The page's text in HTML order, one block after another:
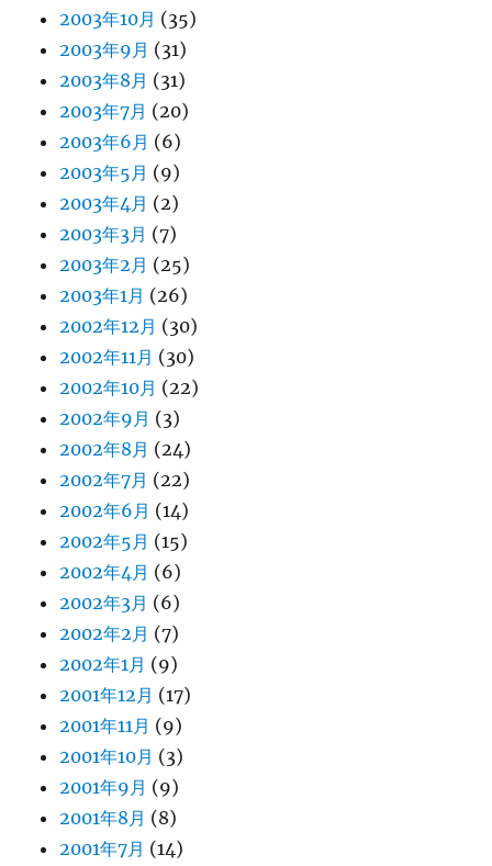
2003年10月 (35)
2003年9月 (31)
2003年8月 (31)
2003年7月 (20)
2003年6月 (6)
2003年5月 (9)
2003年4月 (2)
2003年3月 (7)
2003年2月 (25)
2003年1月 (26)
2002年12月 (30)
2002年11月 (30)
2002年10月 (22)
2002年9月 (3)
2002年8月 (24)
2002年7月 (22)
2002年6月 (14)
2002年5月 (15)
2002年4月 (6)
2002年3月 (6)
2002年2月 (7)
2002年1月 (9)
2001年12月 (17)
2001年11月 (9)
2001年10月 (3)
2001年9月 (9)
2001年8月 (8)
2001年7月 (14)